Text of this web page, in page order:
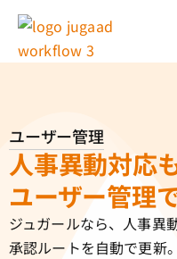
ユーザー管理
人事異動対応
ユーザー管理
ジュガールなら、人事異
承認ルートを自動で更新